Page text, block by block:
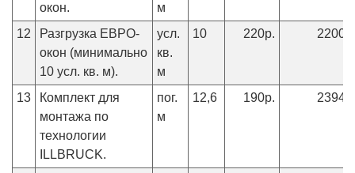
окон.
м
12
Разгрузка ЕВРО-
окон (минимально
10 усл. кв. м).
усл.
кв.
м
10 220р.
13
Комплект для
монтажа по
технологии
ILLBRUCK.
пог.
м
12,6 190р.